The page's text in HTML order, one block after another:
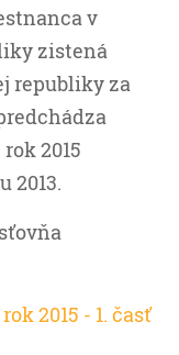
v
zistená
republiky za
2015
2013.
2015 - 1. časť